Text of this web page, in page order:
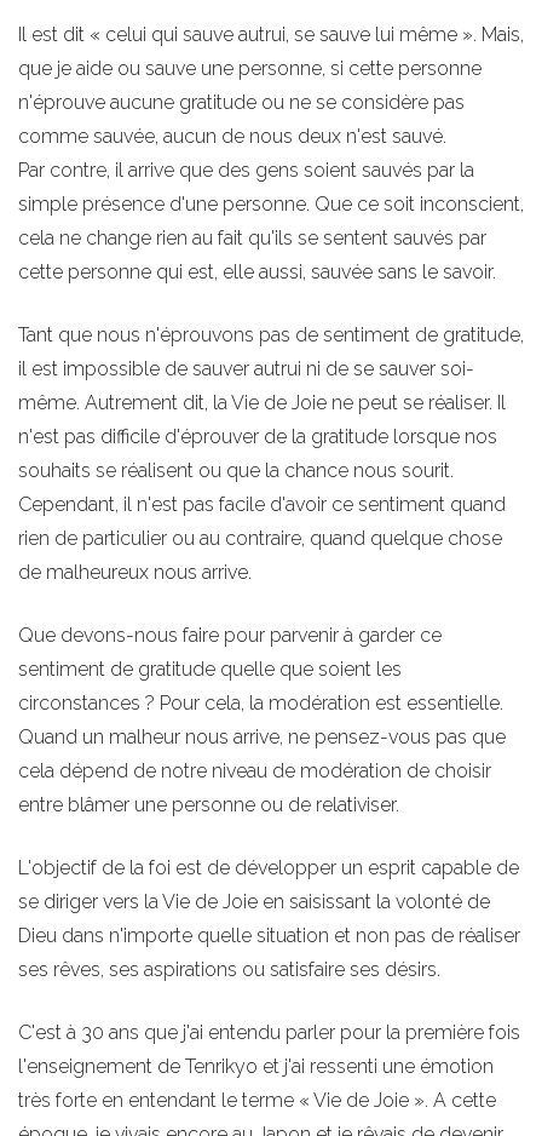
Il est dit « celui qui sauve autrui, se sauve lui même ». Mais,
que je aide ou sauve une personne, si cette personne
n'éprouve aucune gratitude ou ne se considère pas
comme sauvée, aucun de nous deux n'est sauvé.
Par contre, il arrive que des gens soient sauvés par la
simple présence d'une personne. Que ce soit inconscient,
cela ne change rien au fait qu'ils se sentent sauvés par
cette personne qui est, elle aussi, sauvée sans le savoir.
Tant que nous n'éprouvons pas de sentiment de gratitude,
il est impossible de sauver autrui ni de se sauver soi-
même. Autrement dit, la Vie de Joie ne peut se réaliser. Il
n'est pas difficile d'éprouver de la gratitude lorsque nos
souhaits se réalisent ou que la chance nous sourit.
Cependant, il n'est pas facile d'avoir ce sentiment quand
rien de particulier ou au contraire, quand quelque chose
de malheureux nous arrive.
Que devons-nous faire pour parvenir à garder ce
sentiment de gratitude quelle que soient les
circonstances ? Pour cela, la modération est essentielle.
Quand un malheur nous arrive, ne pensez-vous pas que
cela dépend de notre niveau de modération de choisir
entre blâmer une personne ou de relativiser.
L'objectif de la foi est de développer un esprit capable de
se diriger vers la Vie de Joie en saisissant la volonté de
Dieu dans n'importe quelle situation et non pas de réaliser
ses rêves, ses aspirations ou satisfaire ses désirs.
C'est à 30 ans que j'ai entendu parler pour la première fois
l'enseignement de Tenrikyo et j'ai ressenti une émotion
très forte en entendant le terme « Vie de Joie ». A cette